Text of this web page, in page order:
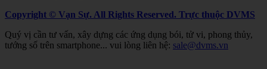
Copyright © Vạn Sự. All Rights Reserved. Trực thuộc DVMS
Quý vị cần tư vấn, xây dựng các ứng dụng bói, tử vi, phong thủy,
tướng số trên smartphone... vui lòng liên hệ: sale@dvms.vn